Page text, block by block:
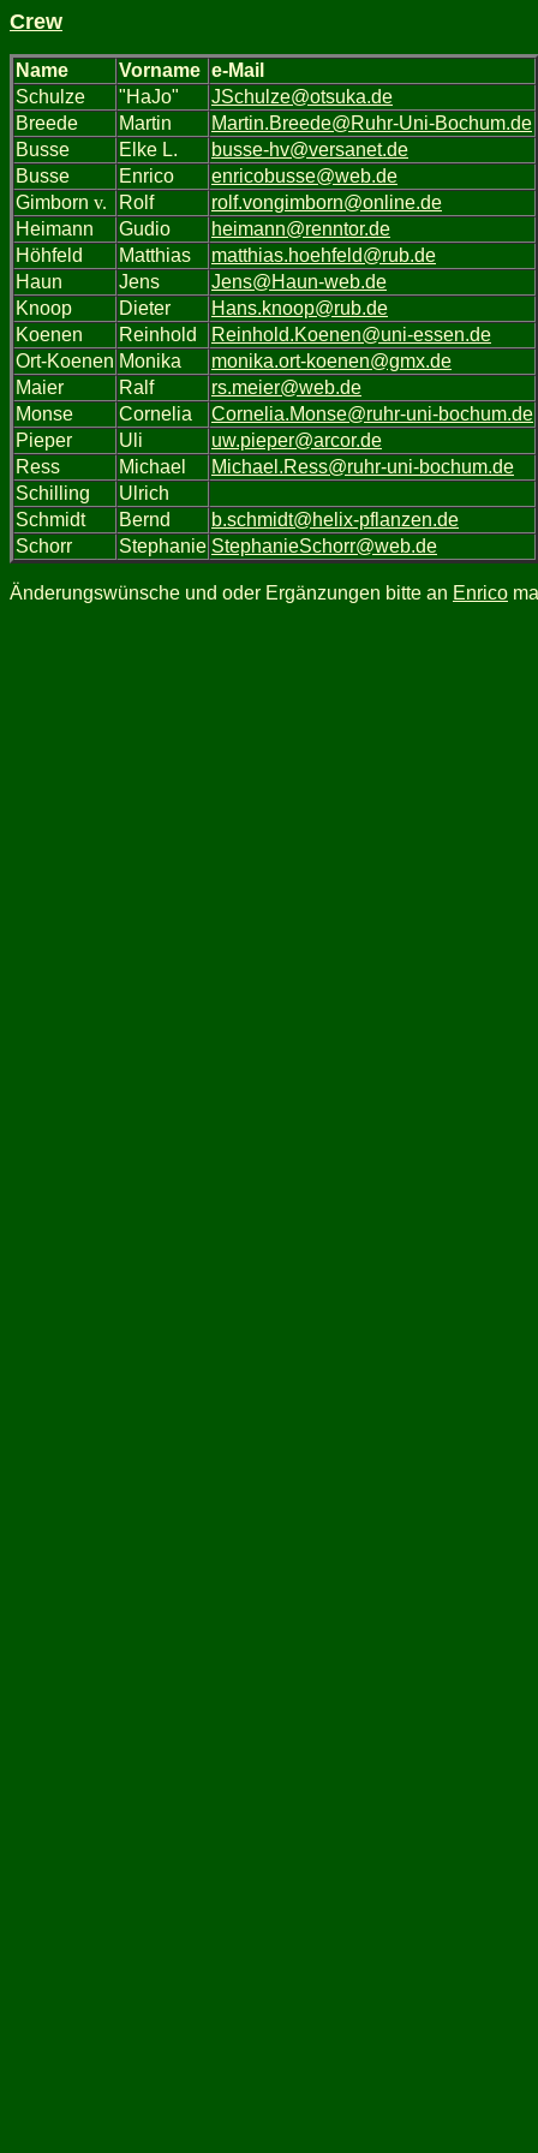
Crew
Name Vorname e-Mail
Schulze
"HaJo"
JSchulze@otsuka.de
Breede
Martin
Martin.Breede@Ruhr-Uni-Bochum.de
Busse
Elke L.
busse-hv@versanet.de
Busse
Enrico
enricobusse@web.de
Gimborn v. Rolf
rolf.vongimborn@online.de
Heimann
Gudio
heimann@renntor.de
Höhfeld
Matthias
matthias.hoehfeld@rub.de
Haun
Jens
Jens@Haun-web.de
Knoop
Dieter
Hans.knoop@rub.de
Koenen
Reinhold
Reinhold.Koenen@uni-essen.de
Ort-Koenen Monika
monika.ort-koenen@gmx.de
Maier
Ralf
rs.meier@web.de
Monse
Cornelia
Cornelia.Monse@ruhr-uni-bochum.de
Pieper
Uli
uw.pieper@arcor.de
Ress
Michael
Michael.Ress@ruhr-uni-bochum.de
Schilling
Ulrich
Schmidt
Bernd
b.schmidt@helix-pflanzen.de
Schorr
Stephanie StephanieSchorr@web.de
Änderungswünsche und oder Ergänzungen bitte an Enrico